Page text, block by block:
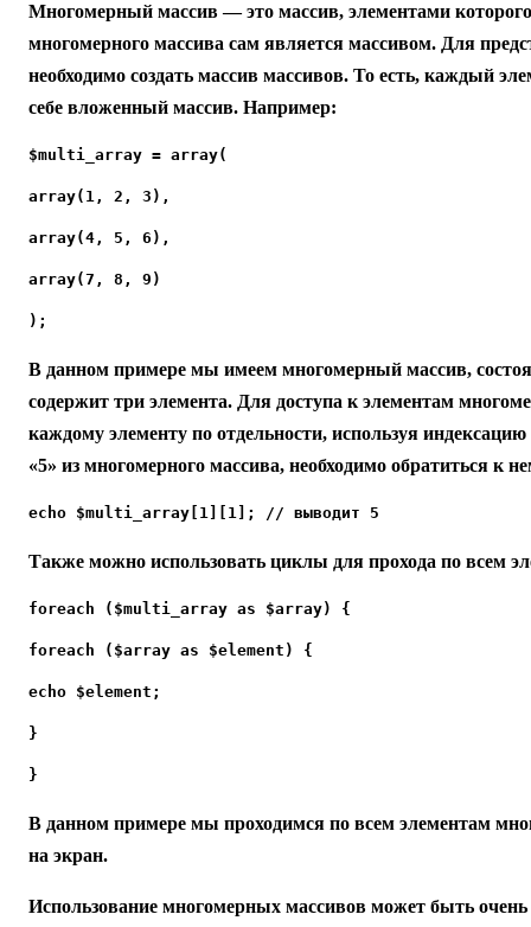
Многомерный массив — это массив, элементами
многомерного массива сам является массивом. Для
необходимо создать массив массивов. То есть, каждый
себе вложенный массив. Например:
$multi_array = array(
array(1, 2, 3),
array(4, 5, 6),
array(7, 8, 9)
);
В данном примере мы имеем многомерный массив,
содержит три элемента. Для доступа к элементам
каждому элементу по отдельности, используя
«5» из многомерного массива, необходимо обратиться к
echo $multi_array[1][1]; // выводит 5
Также можно использовать циклы для прохода по всем
foreach ($multi_array as $array) {
foreach ($array as $element) {
echo $element;
}
}
В данном примере мы проходимся по всем элементам
на экран.
Использование многомерных массивов может быть